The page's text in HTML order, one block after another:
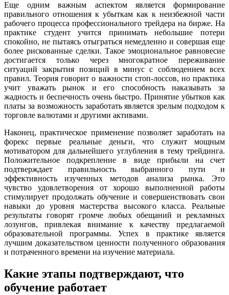
Еще одним важным аспектом является формирование
правильного отношения к убыткам как к неизбежной части
рабочего процесса профессионального трейдера на бирже. На
практике студент учится принимать небольшие потери
спокойно, не пытаясь отыграться немедленно и совершая еще
более рискованные сделки. Такое эмоциональное равновесие
достигается только через многократное переживание
ситуаций закрытия позиций в минус с соблюдением всех
правил. Теория говорит о важности стоп-лоссов, но практика
учит уважать рынок и его способность наказывать за
жадность и беспечность очень быстро. Принятие убытков как
платы за возможность заработать является зрелым подходом к
торговле валютами и другими активами.
Наконец, практическое применение позволяет заработать на
форекс первые реальные деньги, что служит мощным
мотиватором для дальнейшего углубления в тему трейдинга.
Положительное подкрепление в виде прибыли на счет
подтверждает правильность выбранного пути и
эффективность изученных методов анализа рынка. Это
чувство удовлетворения от хорошо выполненной работы
стимулирует продолжать обучение и совершенствовать свои
навыки до уровня мастерства высокого класса. Реальные
результаты говорят громче любых обещаний и рекламных
лозунгов, привлекая внимание к качеству предлагаемой
образовательной программы. Успех в практике является
лучшим доказательством ценности полученного образования
и потраченного времени на изучение материала.
Какие этапы подтверждают, что
обучение работает